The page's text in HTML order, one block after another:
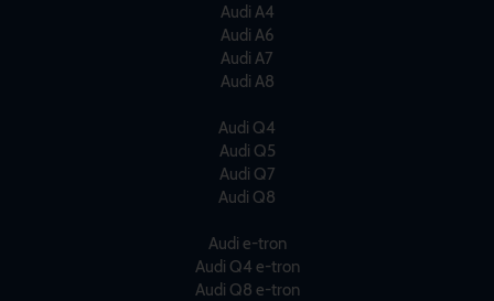
Audi A4
Audi A6
Audi A7
Audi A8
Audi Q4
Audi Q5
Audi Q7
Audi Q8
Audi e-tron
Audi Q4 e-tron
Audi Q8 e-tron